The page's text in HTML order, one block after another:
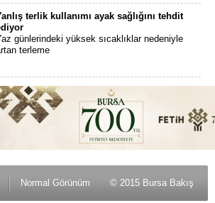
terlik kullanımı ayak sağlığını tehdit
günlerindeki yüksek sıcaklıklar nedeniyle
terleme
Normal Görünüm © 2015 Bursa Bakış